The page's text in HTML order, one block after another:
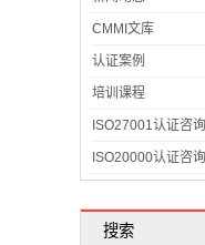
CMMI文库
认证案例
培训课程
ISO27001认证咨询
ISO20000认证咨询
搜索